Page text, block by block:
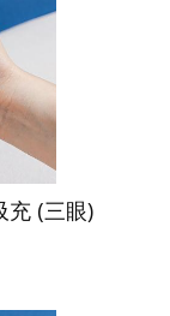
(三眼)